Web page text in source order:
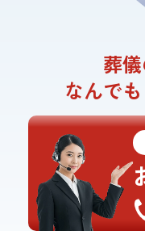
葬儀
なんで